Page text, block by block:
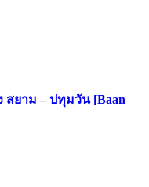
สยาม – ปทุมวัน [Baan